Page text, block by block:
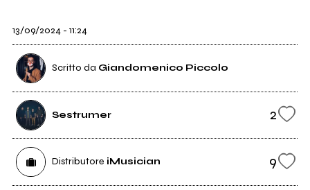
13/09/2024 - 11:24
Scritto da Giandomenico Piccolo
Sestrumer 2
Distributore iMusician 9